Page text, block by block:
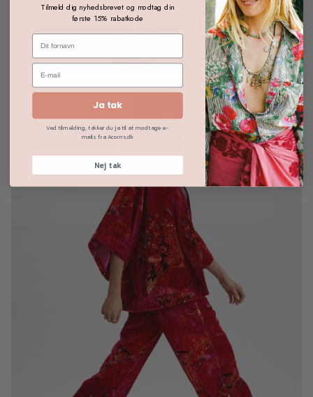
Tilmeld dig nyhedsbrevet og modtag din
første 15% rabatkode
Ja tak
Ved tilmelding, takker du ja til at modtage e-
mails fra Acorns.dk
Nej tak